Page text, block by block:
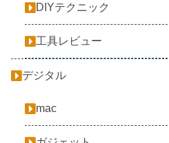
DIYテクニック
工具レビュー
デジタル
mac